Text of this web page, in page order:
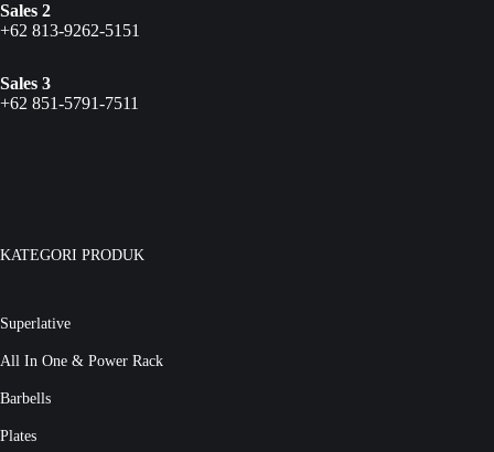
Sales 2
+62 813-9262-5151
Sales 3
+62 851-5791-7511
KATEGORI PRODUK
Superlative
All In One & Power Rack
Barbells
Plates